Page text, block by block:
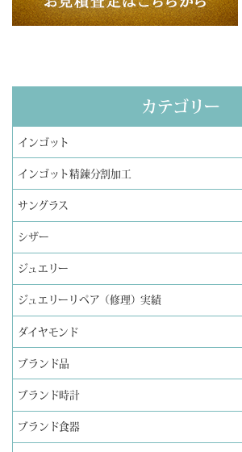
カテゴリー
インゴット
インゴット精錬分割加工
サングラス
シザー
ジュエリー
ジュエリーリペア（修理）実績
ダイヤモンド
ブランド品
ブランド時計
ブランド食器